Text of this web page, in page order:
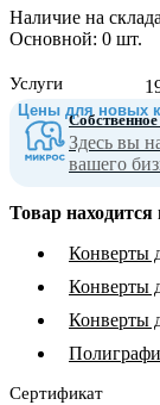
Цены для новых
Наличие на
Основной: 0 шт.
Услуги
Здесь вы
вашего
Товар находится
Конверты
Конверты
Конверты
Сертификат